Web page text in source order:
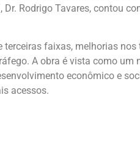
Rodrigo Tavares, contou
faixas, melhorias
A obra é vista como um
econômico e
acessos.